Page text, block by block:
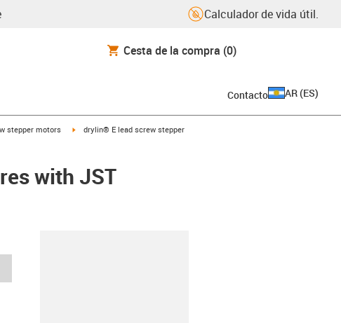
Calculador de vida útil.
Cesta de la compra (0)
Contacto AR (ES)
right
stepper motors igus-icon-arrow-right
drylin® E lead screw stepper
with JST